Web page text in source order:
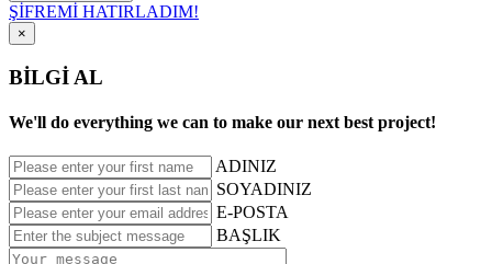
ŞİFREMİ HATIRLADIM!
×
BİLGİ AL
We'll do everything we can to make our next best project!
ADINIZ
SOYADINIZ
E-POSTA
BAŞLIK